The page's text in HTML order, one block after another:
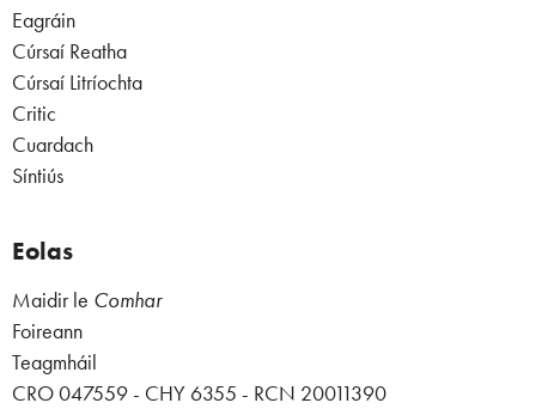
Eagráin
Cúrsaí Reatha
Cúrsaí Litríochta
Critic
Cuardach
Síntiús
Eolas
Maidir le Comhar
Foireann
Teagmháil
CRO 047559 - CHY 6355 - RCN 20011390